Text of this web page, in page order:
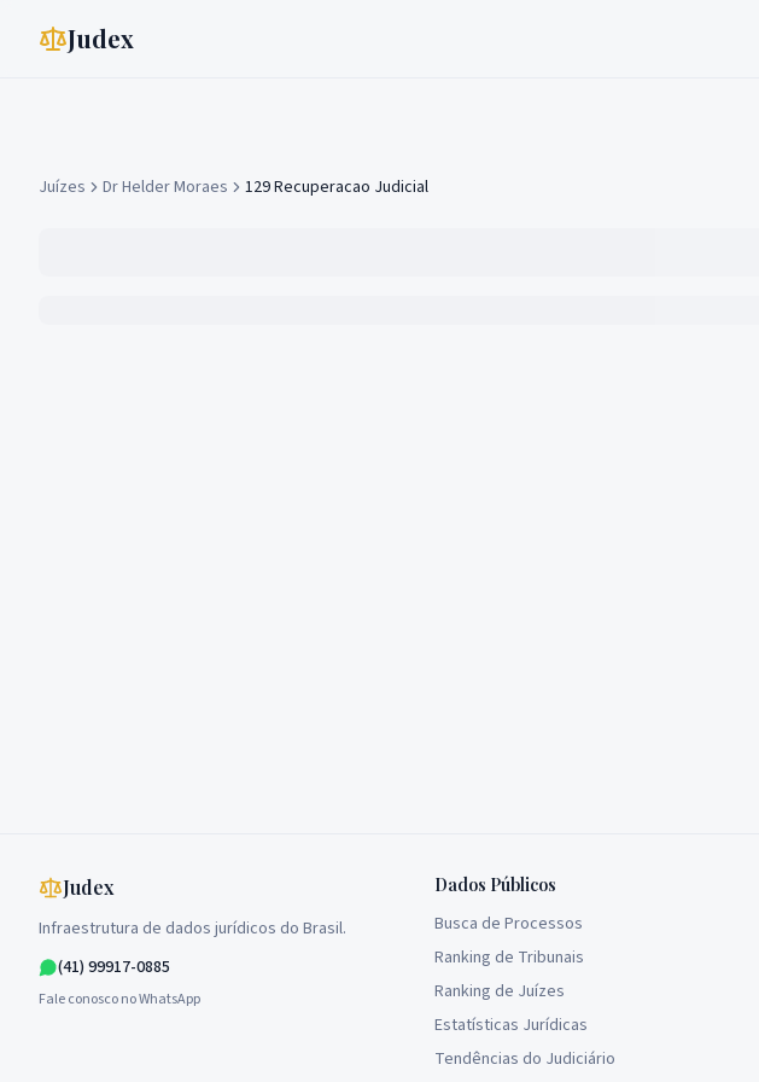
Judex
Juízes Dr Helder Moraes 129 Recuperacao Judicial
Judex
Infraestrutura de dados jurídicos do Brasil.
(41) 99917-0885
Fale conosco no WhatsApp
Dados Públicos
Busca de Processos
Ranking de Tribunais
Ranking de Juízes
Estatísticas Jurídicas
Tendências do Judiciário